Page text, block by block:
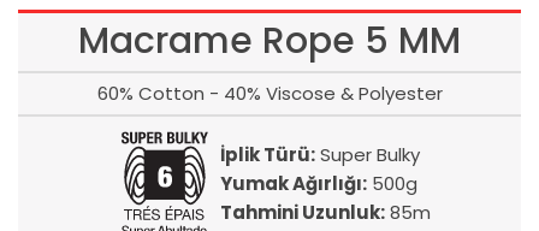
Macrame Rope 5 MM
60% Cotton - 40% Viscose & Polyester
İplik Türü:Super Bulky
Yumak Ağırlığı:500g
Tahmini Uzunluk:85m